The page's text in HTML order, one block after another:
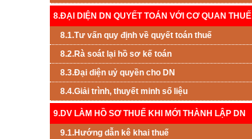
8.ĐẠI DIỆN DN QUYẾT TOÁN VỚI CƠ QUAN THUẾ
8.1.Tư vấn quy định về quyết toán thuế
8.2.Rà soát lại hồ sơ kế toán
8.3.Đại diện uỷ quyền cho DN
8.4.Giải trình, thuyết minh số liệu
9.DV LÀM HỒ SƠ THUẾ KHI MỚI THÀNH LẬP DN
9.1.Hướng dẫn kê khai thuế